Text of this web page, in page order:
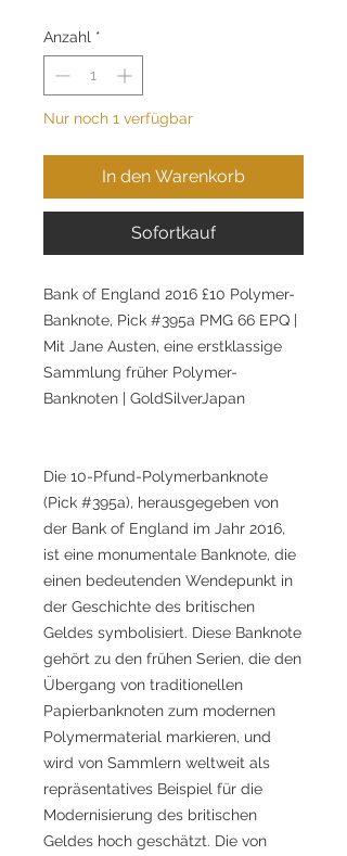
Anzahl *
Nur noch 1 verfügbar
In den Warenkorb
Sofortkauf
Bank of England 2016 £10 Polymer-
Banknote, Pick #395a PMG 66 EPQ |
Mit Jane Austen, eine erstklassige
Sammlung früher Polymer-
Banknoten | GoldSilverJapan
Die 10-Pfund-Polymerbanknote
(Pick #395a), herausgegeben von
der Bank of England im Jahr 2016,
ist eine monumentale Banknote, die
einen bedeutenden Wendepunkt in
der Geschichte des britischen
Geldes symbolisiert. Diese Banknote
gehört zu den frühen Serien, die den
Übergang von traditionellen
Papierbanknoten zum modernen
Polymermaterial markieren, und
wird von Sammlern weltweit als
repräsentatives Beispiel für die
Modernisierung des britischen
Geldes hoch geschätzt. Die von